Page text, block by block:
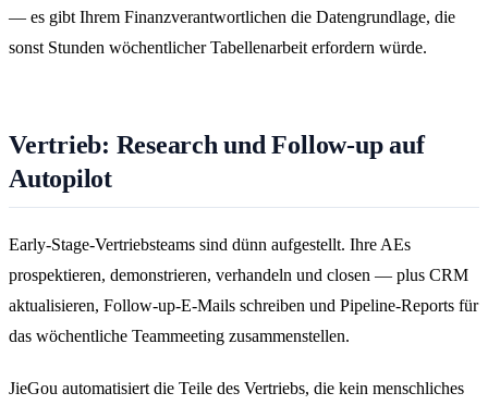
— es gibt Ihrem Finanzverantwortlichen die Datengrundlage, die
sonst Stunden wöchentlicher Tabellenarbeit erfordern würde.
Vertrieb: Research und Follow-up auf
Autopilot
Early-Stage-Vertriebsteams sind dünn aufgestellt. Ihre AEs
prospektieren, demonstrieren, verhandeln und closen — plus CRM
aktualisieren, Follow-up-E-Mails schreiben und Pipeline-Reports für
das wöchentliche Teammeeting zusammenstellen.
JieGou automatisiert die Teile des Vertriebs, die kein menschliches